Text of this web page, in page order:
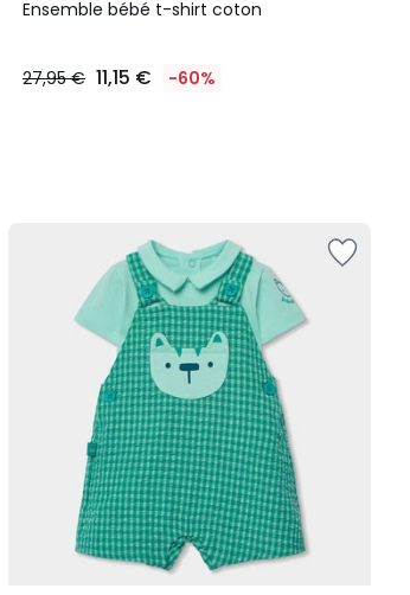
Ensemble bébé t-shirt coton
27,95 € 11,15 € -60%